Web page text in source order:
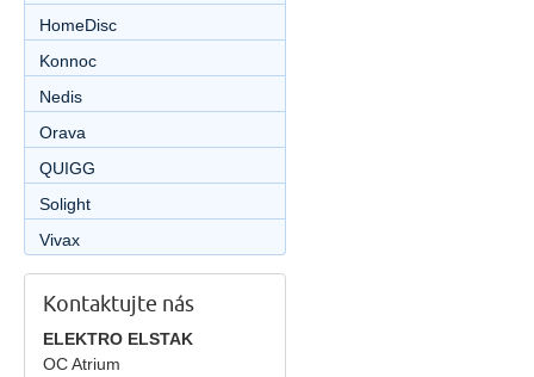
HomeDisc
Konnoc
Nedis
Orava
QUIGG
Solight
Vivax
Kontaktujte nás
ELEKTRO ELSTAK
OC Atrium